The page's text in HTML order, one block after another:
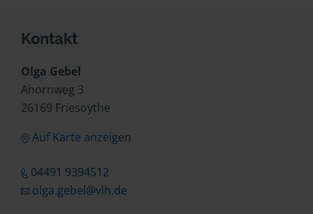
Kontakt
Olga Gebel
Ahornweg 3
26169 Friesoythe
Auf Karte anzeigen
04491 9394512
olga.gebel@vlh.de